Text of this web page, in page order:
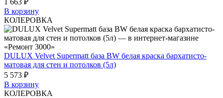
В корзину
КОЛЕРОВКА
DULUX Velvet Supermatt база BW белая краска бархатисто-
матовая для стен и потолков (5л)
5 573 ₽
В корзину
КОЛЕРОВКА